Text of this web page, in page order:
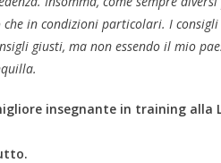
che in condizioni particolari. I
giusti, ma non essendo il mio
insegnante in training